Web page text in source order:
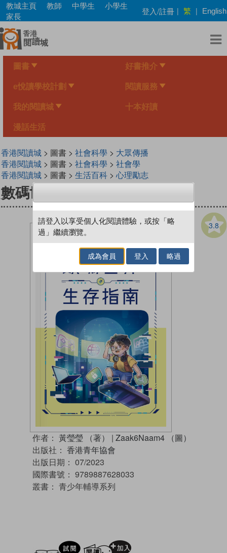
Skip
main
content
教城主頁 教師 中學生
小學生
家長
登入/註冊 | 繁 | English
圖書 好書推介
e悅讀學校計劃 閱讀服務
我的閱讀城 十本好讀
漫話生活
香港閱讀城> 圖書 > 社會科學 > 大眾傳播
香港閱讀城> 圖書 > 社會科學 > 社會學
香港閱讀城> 圖書 > 生活百科> 心理勵志
數碼世界生存指南
3.8
作者： 黃瑩瑩 （著） | Zaak6Naam4 （圖）
出版社： 香港青年協會
出版日期： 07/2023
國際書號： 9789887628033
叢書： 青少年輔導系列
試閲
請登入以享受個人化閱讀體驗，或按「略
過」繼續瀏覽。
成為會員 登入 略過